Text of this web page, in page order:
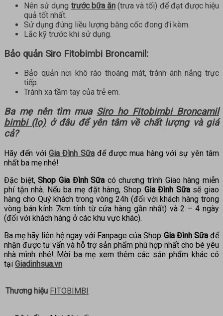
Nên sử dụng trước bữa ăn(trưa và tối) để đạt được hiệu
quả tốt nhất.
Sử dụng đúng liều lượng bằng cốc đong đi kèm.
Lắc kỹ trước khi sử dụng.
Bảo quản Siro Fitobimbi Broncamil:
Bảo quản nơi khô ráo thoáng mát, tránh ánh nắng trực
tiếp.
Tránh xa tầm tay của trẻ em.
Ba mẹ nên tìm mua Siro ho Fitobimbi Broncamil
bimbi (lọ)ở đâu để yên tâm về chất lượng và giá
cả?
Hãy đến với Gia Đình Sữađể được mua hàng với sự yên tâm
nhất ba mẹ nhé!
Đặc biệt,Shop Gia Đình Sữa có chương trình Giao hàng miễn
phí tận nhà. Nếu ba mẹ đặt hàng, Shop Gia Đình Sữasẽ giao
hàng cho Quý khách trong vòng 24h (đối với khách hàng trong
vòng bán kính 7km tính từ cửa hàng gần nhất) và 2 – 4 ngày
(đối với khách hàng ở các khu vực khác).
Ba mẹ hãy liên hệ ngay với Fanpage của Shop Gia Đình Sữađể
nhận được tư vấn và hỗ trợ sản phẩm phù hợp nhất cho bé yêu
nhà mình nhé! Mời ba mẹ xem thêm các sản phẩm khác có
tại Giadinhsua.vn
Thương hiệu FITOBIMBI